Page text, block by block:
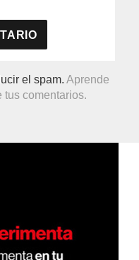
el spam.Aprende
tus comentarios.